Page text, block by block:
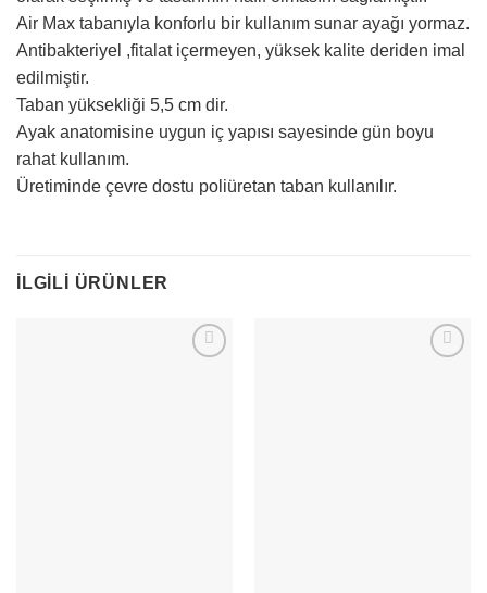
Air Max tabanıyla konforlu bir kullanım sunar ayağı yormaz.
Antibakteriyel ,fitalat içermeyen, yüksek kalite deriden imal
edilmiştir.
Taban yüksekliği 5,5 cm dir.
Ayak anatomisine uygun iç yapısı sayesinde gün boyu
rahat kullanım.
Üretiminde çevre dostu poliüretan taban kullanılır.
İLGILI ÜRÜNLER